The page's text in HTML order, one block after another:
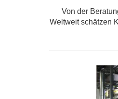
Von der
Weltweit schätzen